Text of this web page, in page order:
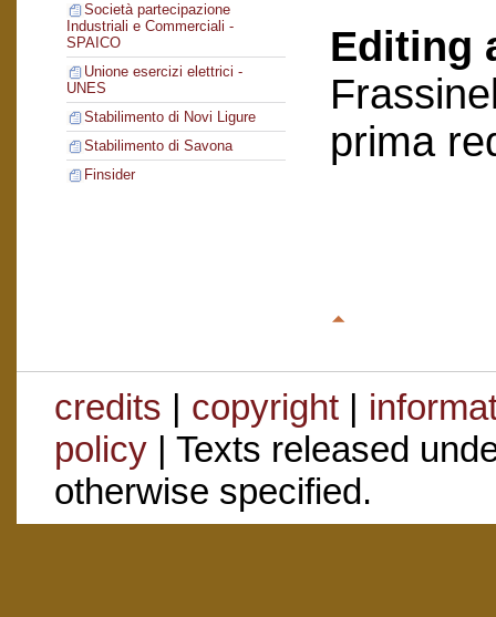
Società partecipazione
Industriali e Commerciali -
SPAICO
Unione esercizi elettrici -
UNES
Stabilimento di Novi Ligure
Stabilimento di Savona
Finsider
Editing
prima
credits | copyright|
policy| Texts released
otherwise specified.